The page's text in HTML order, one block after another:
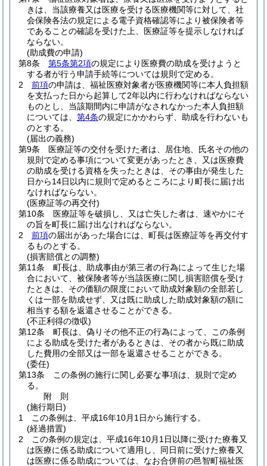
きは、当該療養又は医療を受ける医療機関等に対して、社
会保険各法の規定による電子資格確認等により被保険者等
であることの確認を受けた上、医療証等を提示しなければ
ならない。
(助成費の申請)
第8条
第5条第2項の規定により医療費の助成を受けようと
する者が行う申請手続等については規則で定める。
2
前項の申請は、福祉医療対象者が医療機関等に本人負担額
を支払った日から起算して2年以内に行わなければならない
ものとし、当該期間内に申請がなされなかった本人負担額
については、 第4条の規定にかかわらず、助成を行わないも
のとする。
(届出の義務)
第9条
医療証等の交付を受けた者は、居住地、氏名その他の
規則で定める事項について変更があったとき、又は医療費
の助成を受ける資格を失ったときは、その事由が発生した
日から14日以内に規則で定めるところにより町長に届け出
なければならない。
(医療証等の再交付)
第10条
医療証等を破損し、又は亡失した者は、速やかにそ
の旨を町長に届け出なければならない。
2
前項の届出があった場合には、町長は医療証等を再交付す
るものとする。
(損害賠償との調整)
第11条
町長は、助成事由が第三者の行為によって生じた場
合において、被保険者等が当該医療に関し損害賠償を受け
たときは、その価額の限度において助成対象額の全部若し
くは一部を助成せず、又は既に助成した助成対象額の額に
相当する額を返還させることができる。
(不正利得の徴収)
第12条
町長は、偽りその他不正の行為によって、この条例
による助成を受けた者があるときは、その者から既に助成
した費用の全部又は一部を返還させることができる。
(委任)
第13条
この条例の施行に関し必要な事項は、規則で定め
る。
附 則
(施行期日)
1
この条例は、平成16年10月1日から施行する。
(経過措置)
2
この条例の規定は、平成16年10月1日以降に受けた療養又
は医療に係る助成について適用し、同日前に受けた療養又
は医療に係る助成については、なお合併前の邑智町福祉医